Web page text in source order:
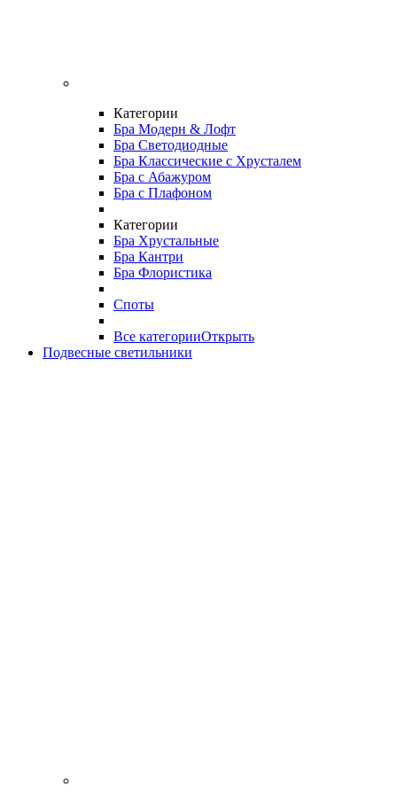
Категории
Бра Модерн & Лофт
Бра Светодиодные
Бра Классические с Хрусталем
Бра с Абажуром
Бра с Плафоном
Категории
Бра Хрустальные
Бра Кантри
Бра Флористика
Споты
Все категорииОткрыть
Подвесные светильники